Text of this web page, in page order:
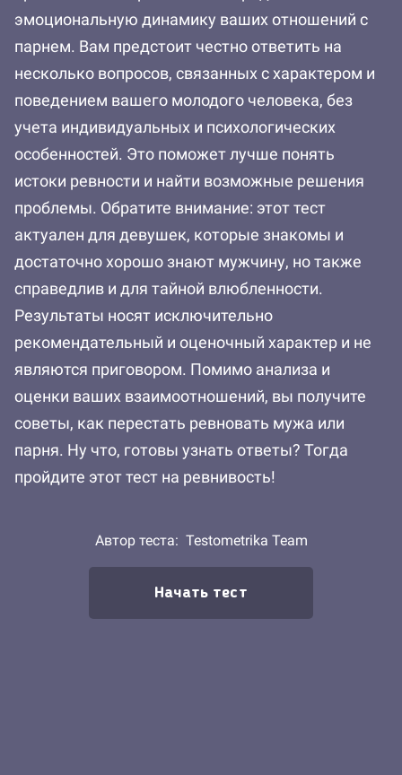
эмоциональную динамику ваших отношений с
парнем. Вам предстоит честно ответить на
несколько вопросов, связанных с характером и
поведением вашего молодого человека, без
учета индивидуальных и психологических
особенностей. Это поможет лучше понять
истоки ревности и найти возможные решения
проблемы. Обратите внимание: этот тест
актуален для девушек, которые знакомы и
достаточно хорошо знают мужчину, но также
справедлив и для тайной влюбленности.
Результаты носят исключительно
рекомендательный и оценочный характер и не
являются приговором. Помимо анализа и
оценки ваших взаимоотношений, вы получите
советы, как перестать ревновать мужа или
парня. Ну что, готовы узнать ответы? Тогда
пройдите этот тест на ревнивость!
Автор теста: Testometrika Team
Начать тест